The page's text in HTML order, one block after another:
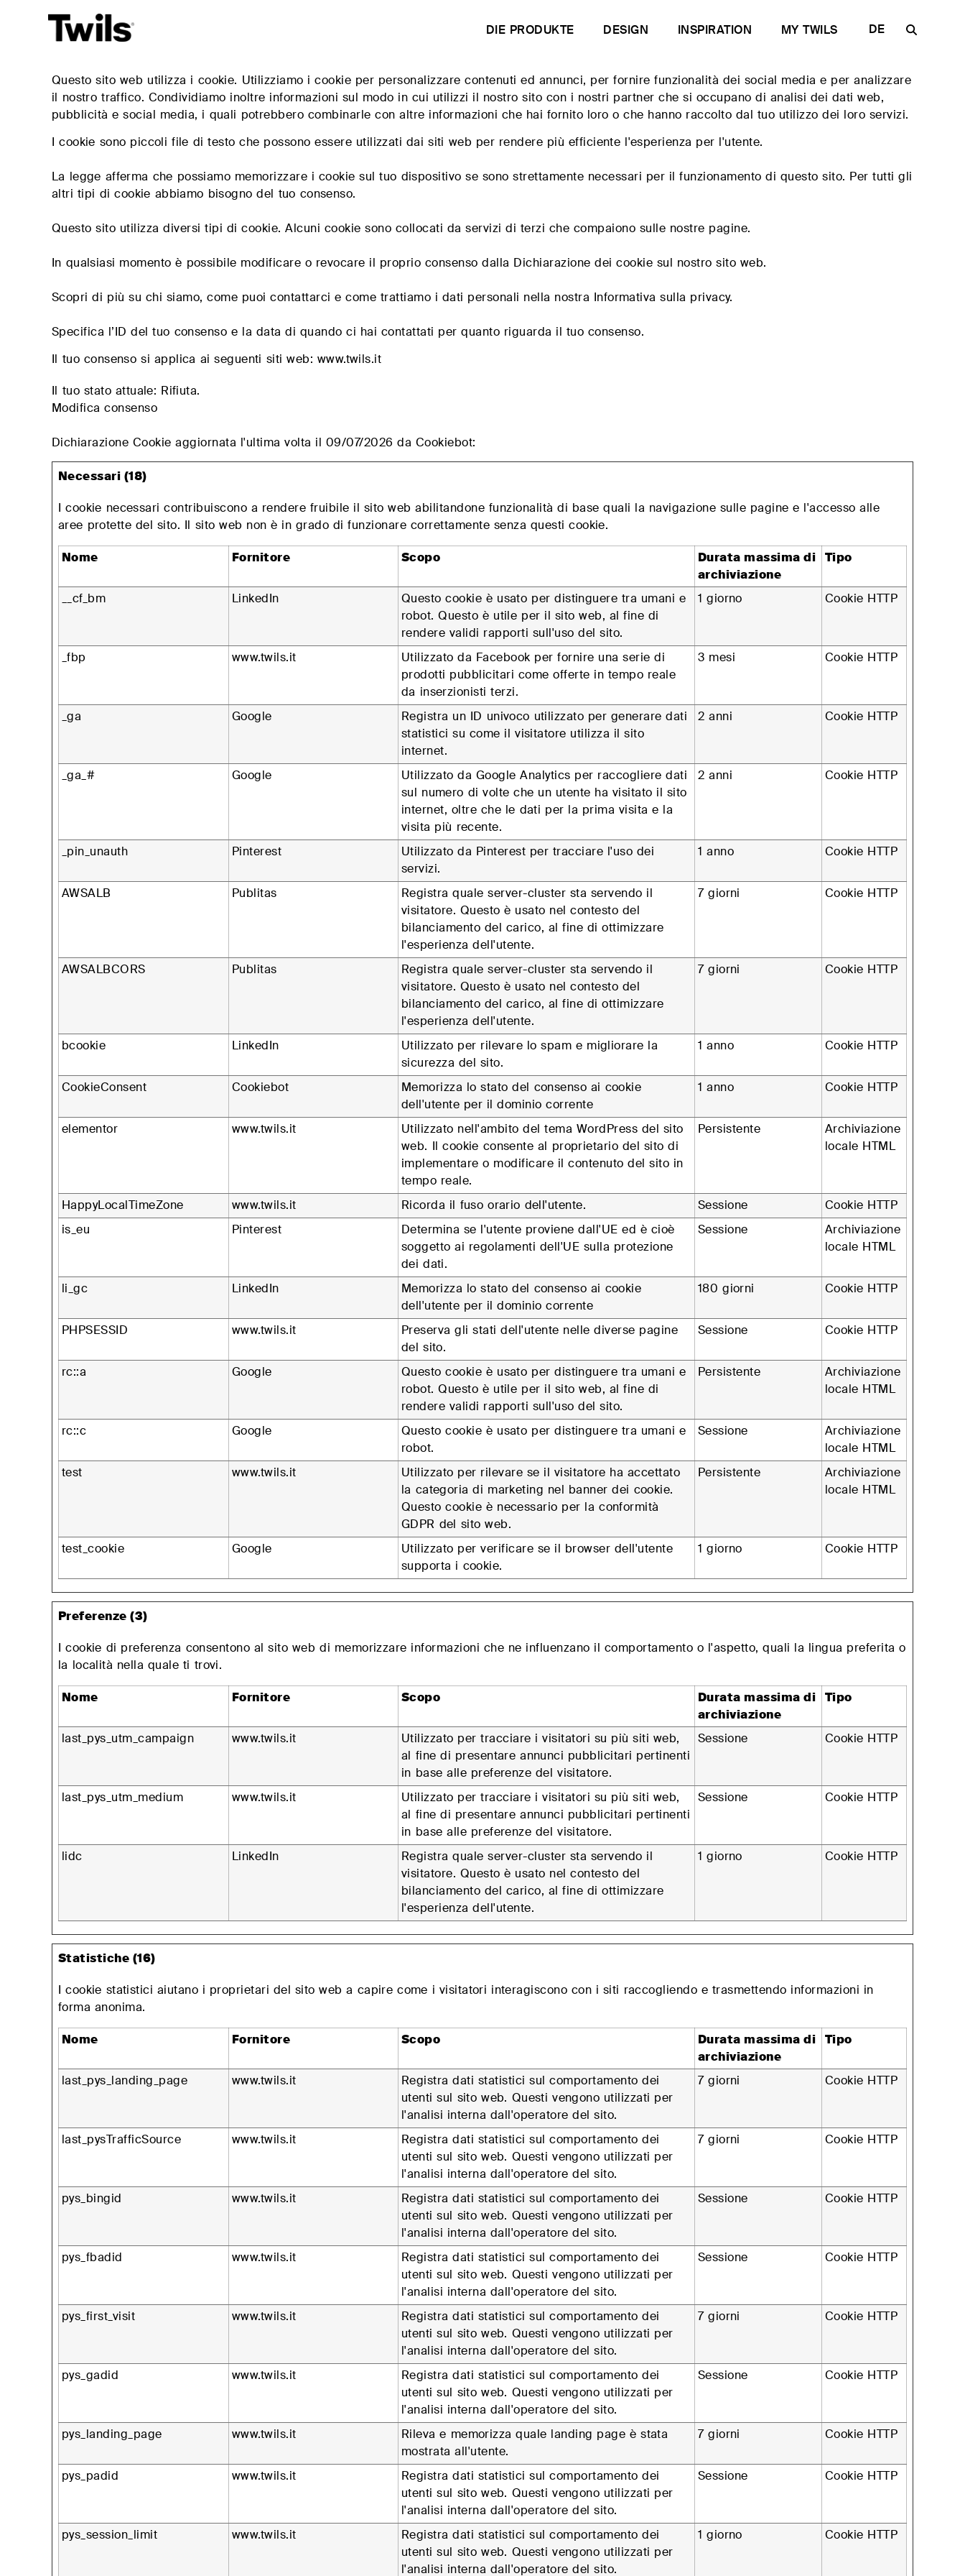
DIE PRODUKTE DESIGN INSPIRATION
MY TWILS
EN
FR
DE
#betterdreaming
DOPPELBETTEN
EINZELBETTEN
Täfelungen, boxspringbetten &
Sitzbänke und Armstühle
Nachttische und Kommoden
Dekorative zierkissen
Steppdecken, Bettbezüge,
Matratzen und sprungrahmen
#betterliving
COUCHEN
SESSEL
Puffs und Sitzbänke
Stumme Diener und
Tischchen
Bücherregal Set
Wohnbereich
FIRMA
Made in Italy
Zertifizierte Qualität
Materialien
Textile Index
Download
Nachrichten
Leitartikel
Video
Sind Sie Architekt?
Sind Sie ein Händler?
Konfigurator
HÄNDLER FINDEN
Modische Qualität
Questo sito web utilizza i cookie. Utilizziamo i cookie per personalizzare contenuti ed annunci, per fornire funzionalità dei social media e per analizzare
il nostro traffico. Condividiamo inoltre informazioni sul modo in cui utilizzi il nostro sito con i nostri partner che si occupano di analisi dei dati web,
pubblicità e social media, i quali potrebbero combinarle con altre informazioni che hai fornito loro o che hanno raccolto dal tuo utilizzo dei loro servizi.
I cookie sono piccoli file di testo che possono essere utilizzati dai siti web per rendere più efficiente l'esperienza per l'utente.
La legge afferma che possiamo memorizzare i cookie sul tuo dispositivo se sono strettamente necessari per il funzionamento di questo sito. Per tutti gli
altri tipi di cookie abbiamo bisogno del tuo consenso.
Questo sito utilizza diversi tipi di cookie. Alcuni cookie sono collocati da servizi di terzi che compaiono sulle nostre pagine.
In qualsiasi momento è possibile modificare o revocare il proprio consenso dalla Dichiarazione dei cookie sul nostro sito web.
Scopri di più su chi siamo, come puoi contattarci e come trattiamo i dati personali nella nostra Informativa sulla privacy.
Specifica l’ID del tuo consenso e la data di quando ci hai contattati per quanto riguarda il tuo consenso.
Il tuo consenso si applica ai seguenti siti web: www.twils.it
Il tuo stato attuale: Rifiuta.
Modifica consenso
Dichiarazione Cookie aggiornata l'ultima volta il 09/07/2026 da Cookiebot:
Necessari (18)
I cookie necessari contribuiscono a rendere fruibile il sito web abilitandone funzionalità di base quali la navigazione sulle pagine e l'accesso alle
aree protette del sito. Il sito web non è in grado di funzionare correttamente senza questi cookie.
Nome Fornitore Scopo
Durata massima di
archiviazione
Tipo
__cf_bm LinkedIn
Questo cookie è usato per distinguere tra umani e
robot. Questo è utile per il sito web, al fine di
rendere validi rapporti sull'uso del sito.
1 giorno Cookie HTTP
_fbp www.twils.it
Utilizzato da Facebook per fornire una serie di
prodotti pubblicitari come offerte in tempo reale
da inserzionisti terzi.
3 mesi Cookie HTTP
_ga Google
Registra un ID univoco utilizzato per generare dati
statistici su come il visitatore utilizza il sito
internet.
2 anni Cookie HTTP
_ga_# Google
Utilizzato da Google Analytics per raccogliere dati
sul numero di volte che un utente ha visitato il sito
internet, oltre che le dati per la prima visita e la
visita più recente.
2 anni Cookie HTTP
_pin_unauth Pinterest
Utilizzato da Pinterest per tracciare l'uso dei
servizi.
1 anno Cookie HTTP
AWSALB Publitas
Registra quale server-cluster sta servendo il
visitatore. Questo è usato nel contesto del
bilanciamento del carico, al fine di ottimizzare
l'esperienza dell'utente.
7 giorni Cookie HTTP
AWSALBCORS Publitas
Registra quale server-cluster sta servendo il
visitatore. Questo è usato nel contesto del
bilanciamento del carico, al fine di ottimizzare
l'esperienza dell'utente.
7 giorni Cookie HTTP
bcookie LinkedIn
Utilizzato per rilevare lo spam e migliorare la
sicurezza del sito.
1 anno Cookie HTTP
CookieConsent Cookiebot
Memorizza lo stato del consenso ai cookie
dell'utente per il dominio corrente
1 anno Cookie HTTP
elementor www.twils.it
Utilizzato nell'ambito del tema WordPress del sito
web. Il cookie consente al proprietario del sito di
implementare o modificare il contenuto del sito in
tempo reale.
Persistente
Archiviazione
locale HTML
HappyLocalTimeZone www.twils.it Ricorda il fuso orario dell'utente. Sessione
Cookie HTTP
is_eu
Pinterest
Determina se l'utente proviene dall'UE ed è cioè
soggetto ai regolamenti dell'UE sulla protezione
dei dati.
Sessione
Archiviazione
locale HTML
li_gc LinkedIn
Memorizza lo stato del consenso ai cookie
dell'utente per il dominio corrente
180 giorni Cookie HTTP
PHPSESSID www.twils.it
Preserva gli stati dell'utente nelle diverse pagine
del sito.
Sessione Cookie HTTP
rc::a Google
Questo cookie è usato per distinguere tra umani e
robot. Questo è utile per il sito web, al fine di
rendere validi rapporti sull'uso del sito.
Persistente
Archiviazione
locale HTML
rc::c Google
Questo cookie è usato per distinguere tra umani e
robot.
Sessione
Archiviazione
locale HTML
test
www.twils.it
Utilizzato per rilevare se il visitatore ha accettato
la categoria di marketing nel banner dei cookie.
Questo cookie è necessario per la conformità
GDPR del sito web.
Persistente
Archiviazione
locale HTML
test_cookie Google
Utilizzato per verificare se il browser dell'utente
supporta i cookie.
1 giorno Cookie HTTP
Preferenze (3)
I cookie di preferenza consentono al sito web di memorizzare informazioni che ne influenzano il comportamento o l'aspetto, quali la lingua preferita o
la località nella quale ti trovi.
Nome Fornitore Scopo
Durata massima di
archiviazione
Tipo
last_pys_utm_campaign www.twils.it
Utilizzato per tracciare i visitatori su più siti web,
al fine di presentare annunci pubblicitari pertinenti
in base alle preferenze del visitatore.
Sessione Cookie HTTP
last_pys_utm_medium www.twils.it
Utilizzato per tracciare i visitatori su più siti web,
al fine di presentare annunci pubblicitari pertinenti
in base alle preferenze del visitatore.
Sessione Cookie HTTP
lidc LinkedIn
Registra quale server-cluster sta servendo il
visitatore. Questo è usato nel contesto del
bilanciamento del carico, al fine di ottimizzare
l'esperienza dell'utente.
1 giorno Cookie HTTP
Statistiche (16)
I cookie statistici aiutano i proprietari del sito web a capire come i visitatori interagiscono con i siti raccogliendo e trasmettendo informazioni in
forma anonima.
Nome Fornitore Scopo
Durata massima di
archiviazione
Tipo
last_pys_landing_page www.twils.it
Registra dati statistici sul comportamento dei
utenti sul sito web. Questi vengono utilizzati per
l'analisi interna dall'operatore del sito.
7 giorni Cookie HTTP
last_pysTrafficSource www.twils.it
Registra dati statistici sul comportamento dei
utenti sul sito web. Questi vengono utilizzati per
l'analisi interna dall'operatore del sito.
7 giorni Cookie HTTP
pys_bingid www.twils.it
Registra dati statistici sul comportamento dei
utenti sul sito web. Questi vengono utilizzati per
l'analisi interna dall'operatore del sito.
Sessione Cookie HTTP
pys_fbadid www.twils.it
Registra dati statistici sul comportamento dei
utenti sul sito web. Questi vengono utilizzati per
l'analisi interna dall'operatore del sito.
Sessione Cookie HTTP
pys_first_visit www.twils.it
Registra dati statistici sul comportamento dei
utenti sul sito web. Questi vengono utilizzati per
l'analisi interna dall'operatore del sito.
7 giorni Cookie HTTP
pys_gadid www.twils.it
Registra dati statistici sul comportamento dei
utenti sul sito web. Questi vengono utilizzati per
l'analisi interna dall'operatore del sito.
Sessione Cookie HTTP
pys_landing_page www.twils.it
Rileva e memorizza quale landing page è stata
mostrata all'utente.
7 giorni Cookie HTTP
pys_padid www.twils.it
Registra dati statistici sul comportamento dei
utenti sul sito web. Questi vengono utilizzati per
l'analisi interna dall'operatore del sito.
Sessione Cookie HTTP
pys_session_limit www.twils.it
Registra dati statistici sul comportamento dei
utenti sul sito web. Questi vengono utilizzati per
l'analisi interna dall'operatore del sito.
1 giorno Cookie HTTP